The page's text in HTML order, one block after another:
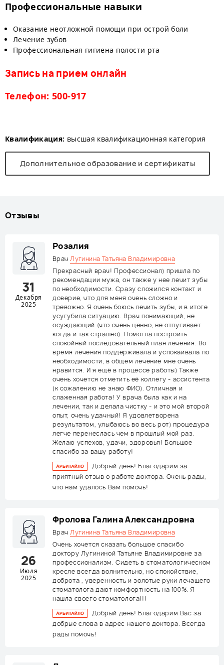
Профессиональные навыки
Оказание неотложной помощи при острой боли
Лечение зубов
Профессиональная гигиена полости рта
Запись на прием онлайн
Телефон: 500-917
Квалификация: высшая квалификационная категория
Дополнительное образование и сертификаты
Отзывы
31
Декабря
2025
Розалия
ВрачЛугинина Татьяна Владимировна
Прекрасный врач! Профессионал) пришла по
рекомендации мужа, он также у нее лечит зубы
по необходимости. Сразу сложился контакт и
доверие, что для меня очень сложно и
тревожно. Я очень боюсь лечить зубы, и в итоге
усугубила ситуацию. Врач понимающий, не
осуждающий (что очень ценно, не отпугивает
когда и так страшно). Помогла построить
спокойный последовательный план лечения. Во
время лечения поддерживала и успокаивала по
необходимости, в общем лечение мне очень
нравится. И я ещё в процессе работы) Также
очень хочется отметить её коллегу - ассистента
(к сожалению не знаю ФИО). Отличная и
слаженная работа! У врача была как и на
лечении, так и делала чистку - и это мой второй
опыт, очень удачный! Я удовлетворена
результатом, улыбаюсь во весь рот) процедура
легче перенеслась чем в прошлый мой раз.
Желаю успехов, удачи, здоровья! Большое
спасибо за вашу работу!
Добрый день! Благодарим за
приятный отзыв о работе доктора. Очень рады,
что нам удалось Вам помочь!
26
Июля
2025
Фролова Галина Александровна
ВрачЛугинина Татьяна Владимировна
Очень хочется сказать большое спасибо
доктору Лугининой Татьяне Владимировне за
профессионализм. Сидеть в стоматологическом
кресле всегда волнительно, но спокойствие,
доброта , уверенность и золотые руки лечащего
стоматолога дают комфортность на 100%. Я
нашла своего стоматолога!!!
Добрый день! Благодарим Вас за
добрые слова в адрес нашего доктора. Всегда
рады помочь!